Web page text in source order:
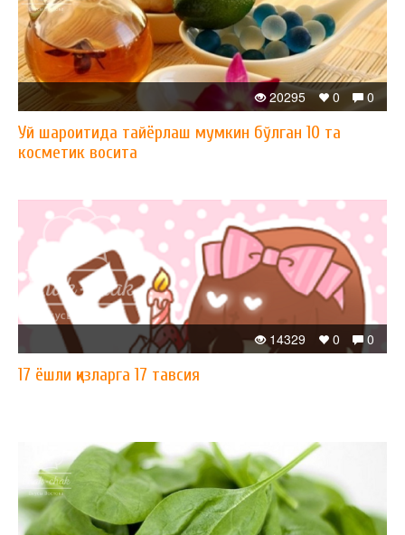
0
0
20295
Уй шароитида тайёрлаш мумкин бўлган 10 та
косметик восита
0
0
14329
17 ёшли қизларга 17 тавсия